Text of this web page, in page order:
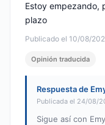
Publicado el 10/08/
Estoy empezando,
plazo
Opinión traducida
Respuesta de
Publicada el 24/08/
Sigue así con